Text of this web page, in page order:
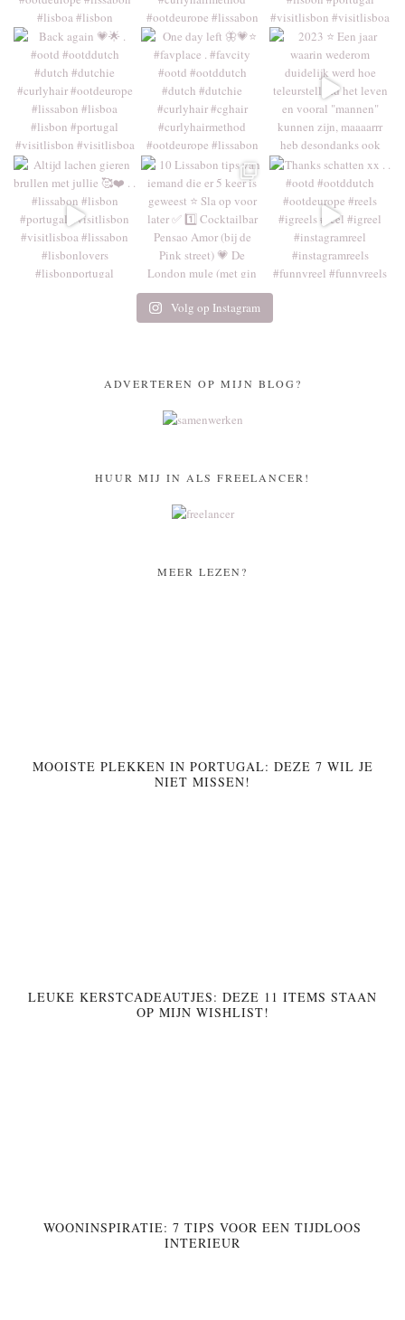
Volg op Instagram
ADVERTEREN OP MIJN BLOG?
HUUR MIJ IN ALS FREELANCER!
MEER LEZEN?
MOOISTE PLEKKEN IN PORTUGAL: DEZE 7 WIL JE
NIET MISSEN!
LEUKE KERSTCADEAUTJES: DEZE 11 ITEMS STAAN
OP MIJN WISHLIST!
WOONINSPIRATIE: 7 TIPS VOOR EEN TIJDLOOS
INTERIEUR